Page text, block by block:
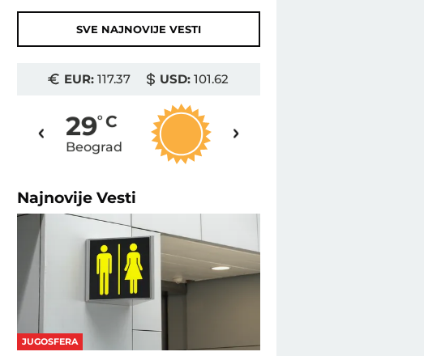
SVE NAJNOVIJE VESTI
EUR:117.37 USD: 101.62
29o C
Beograd
NajnovijeVesti
JUGOSFERA